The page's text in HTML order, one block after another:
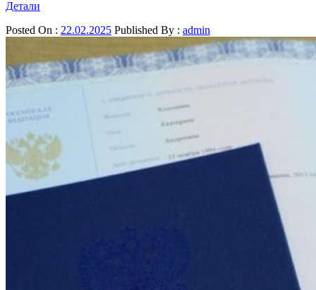
Детали
Posted On : 22.02.2025 Published By : admin